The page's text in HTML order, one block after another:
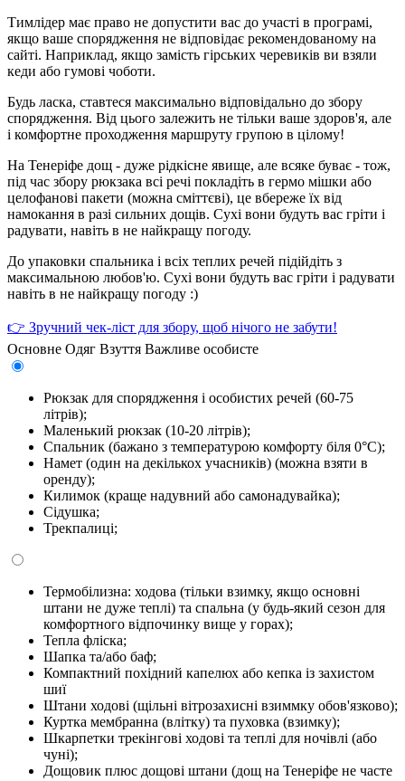
Тимлідер має право не допустити вас до участі в програмі,
якщо ваше спорядження не відповідає рекомендованому на
сайті. Наприклад, якщо замість гірських черевиків ви взяли
кеди або гумові чоботи.
Будь ласка, ставтеся максимально відповідально до збору
спорядження. Від цього залежить не тільки ваше здоров'я, але
і комфортне проходження маршруту групою в цілому!
На Тенеріфе дощ - дуже рідкісне явище, але всяке буває - тож,
під час збору рюкзака всі речі покладіть в гермо мішки або
целофанові пакети (можна сміттєві), це вбереже їх від
намокання в разі сильних дощів. Сухі вони будуть вас гріти і
радувати, навіть в не найкращу погоду.
До упаковки спальника і всіх теплих речей підійдіть з
максимальною любов'ю. Сухі вони будуть вас гріти і радувати
навіть в не найкращу погоду :)
👉 Зручний чек-ліст для збору, щоб нічого не забути!
Основне Одяг Взуття Важливе особисте
Рюкзак для спорядження і особистих речей (60-75
літрів);
Маленький рюкзак (10-20 літрів);
Спальник (бажано з температурою комфорту біля 0°C);
Намет (один на декількох учасників) (можна взяти в
оренду);
Килимок (краще надувний або самонадувайка);
Сідушка;
Трекпалиці;
Термобілизна: ходова (тільки взимку, якщо основні
штани не дуже теплі) та спальна (у будь-який сезон для
комфортного відпочинку вище у горах);
Тепла фліска;
Шапка та/або баф;
Компактний похідний капелюх або кепка із захистом
шиї
Штани ходові (щільні вітрозахисні взиммку обов'язково);
Куртка мембранна (влітку) та пуховка (взимку);
Шкарпетки трекінгові ходові та теплі для ночівлі (або
чуні);
Дощовик плюс дощові штани (дощ на Тенеріфе не часте